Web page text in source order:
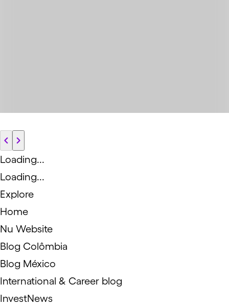
Loading...
Loading...
Explore
Home
Nu Website
Blog Colômbia
Blog México
International & Career blog
InvestNews